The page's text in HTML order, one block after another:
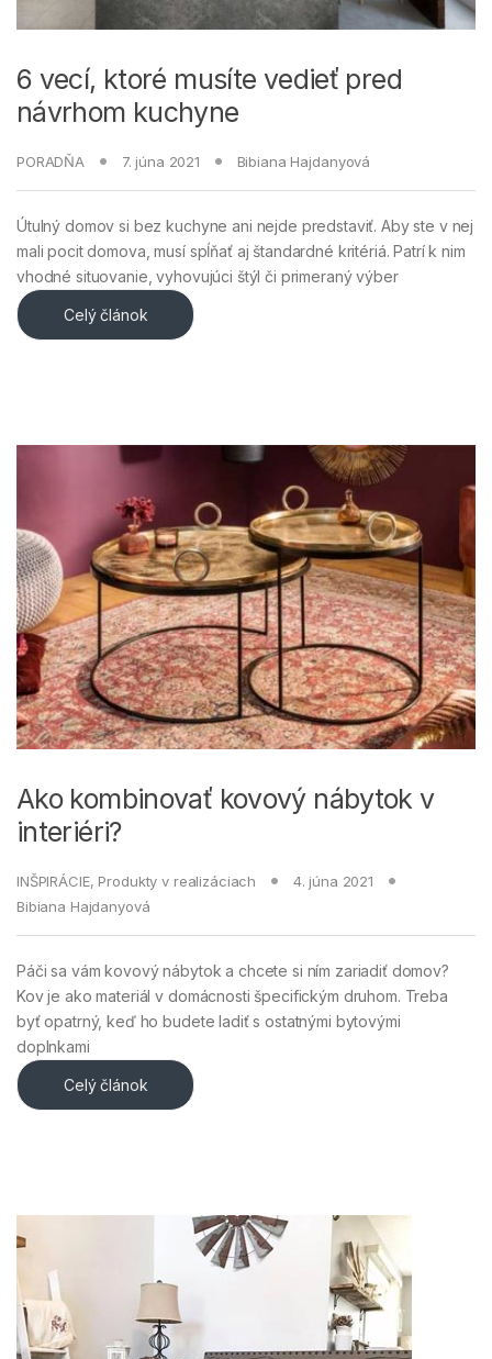
6 vecí, ktoré musíte vedieť pred
návrhom kuchyne
PORADŇA 7. júna 2021 Bibiana Hajdanyová
Útulný domov si bez kuchyne ani nejde predstaviť. Aby ste v nej
mali pocit domova, musí spĺňať aj štandardné kritériá. Patrí k nim
vhodné situovanie, vyhovujúci štýl či primeraný výber
Celý článok
Ako kombinovať kovový nábytok v
interiéri?
INŠPIRÁCIE, Produkty v realizáciach
4. júna 2021
Bibiana Hajdanyová
Páči sa vám kovový nábytok a chcete si ním zariadiť domov?
Kov je ako materiál v domácnosti špecifickým druhom. Treba
byť opatrný, keď ho budete ladiť s ostatnými bytovými
doplnkami
Celý článok